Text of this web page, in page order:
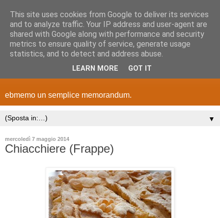
ebmemo un semplice memorandum.
▼
mercoledì 7 maggio 2014
Chiacchiere (Frappe)
This site uses cookies from Google to deliver its services
and to analyze traffic. Your IP address and user-agent are
shared with Google along with performance and security
metrics to ensure quality of service, generate usage
statistics, and to detect and address abuse.
LEARN MORE GOT IT